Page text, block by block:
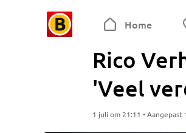
Home
Rico
'Veel
1 juli om 21:11 • Aangepast